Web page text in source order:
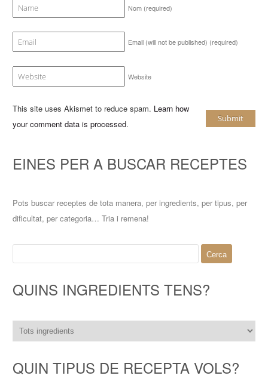
Nom (required)
Email (will not be published) (required)
Website
This site uses Akismet to reduce spam. Learn how
your comment data is processed.
EINES PER A BUSCAR RECEPTES
Pots buscar receptes de tota manera, per ingredients, per tipus, per
dificultat, per categoria… Tria i remena!
QUINS INGREDIENTS TENS?
QUIN TIPUS DE RECEPTA VOLS?